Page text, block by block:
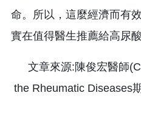
命。所以，這麼經濟而有
實在值得醫生推薦給高尿酸
文章來源:陳俊宏醫師
the Rheumatic Diseases